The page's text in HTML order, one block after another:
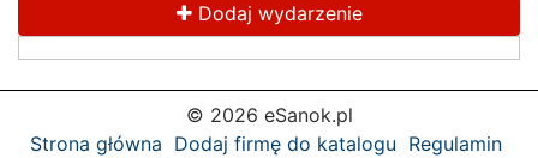
Dodaj wydarzenie
© 2026 eSanok.pl
Strona główna Dodaj firmę do katalogu Regulamin